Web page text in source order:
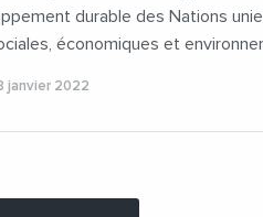
durable des Nations
économiques et
janvier 2022